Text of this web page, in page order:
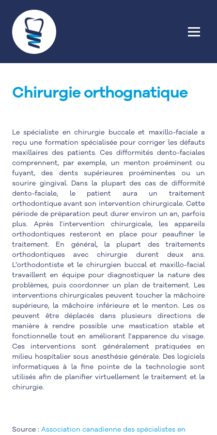
Chirurgie orthognatique
Le spécialiste en chirurgie buccale et maxillo-faciale a
reçu une formation spécialisée pour corriger les défauts
maxillaires des patients. Ces difformités dento-faciales
comprennent, par exemple, un menton proéminent ou
fuyant, des dents supérieures proéminentes ou un
sourire gingival. Dans la plupart des cas de difformité
dento-faciale, le patient aura un traitement
orthodontique avant son intervention chirurgicale. Cette
période de préparation peut durer environ un an, parfois
plus. Après l’intervention chirurgicale, les appareils
orthodontiques resteront en place pour peaufiner le
traitement. En général, la plupart des traitements
orthodontiques avec chirurgie durent deux ans.
L’orthodontiste et le chirurgien buccal et maxillo-facial
travaillent en équipe pour diagnostiquer la nature des
problèmes, puis coordonner un plan de traitement. Les
interventions chirurgicales peuvent toucher la mâchoire
supérieure, la mâchoire inférieure et le menton. Les os
peuvent être déplacés dans plusieurs directions de
manière à rendre possible une mastication stable et
fonctionnelle tout en améliorant l’apparence du visage.
Ces interventions sont généralement pratiquées en
milieu hospitalier sous anesthésie générale. Des logiciels
informatiques à la fine pointe de la technologie sont
utilisés afin de planifier virtuellement le traitement et la
chirurgie.
Source : Association canadienne des spécialistes en